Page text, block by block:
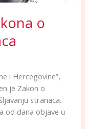
o
i Hercegovine”,
je Zakon o
stranaca.
od dana objave u